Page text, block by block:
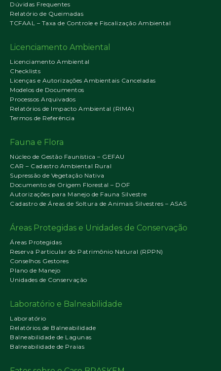
Dúvidas Frequentes
Relatório de Queimadas
TCFAAL – Taxa de Controle e Fiscalização Ambiental
Licenciamento Ambiental
Licenciamento Ambiental
Checklists
Licenças e Autorizações Ambientais Canceladas
Modelos de Documentos
Processos Arquivados
Relatórios de Impacto Ambiental (RIMA)
Termos de Referência
Fauna e Flora
Núcleo de Gestão Faunística – GEFAU
CAR – Cadastro Ambiental Rural
Supressão de Vegetação Nativa
Documento de Origem Florestal – DOF
Autorizações para Manejo de Fauna Silvestre
Cadastro de Áreas de Soltura de Animais Silvestres – ASAS
Áreas Protegidas e Unidades de Conservação
Áreas Protegidas
Reserva Particular do Patrimônio Natural (RPPN)
Conselhos Gestores
Plano de Manejo
Unidades de Conservação
Laboratório e Balneabilidade
Laboratório
Relatórios de Balneabilidade
Balneabilidade de Lagunas
Balneabilidade de Praias